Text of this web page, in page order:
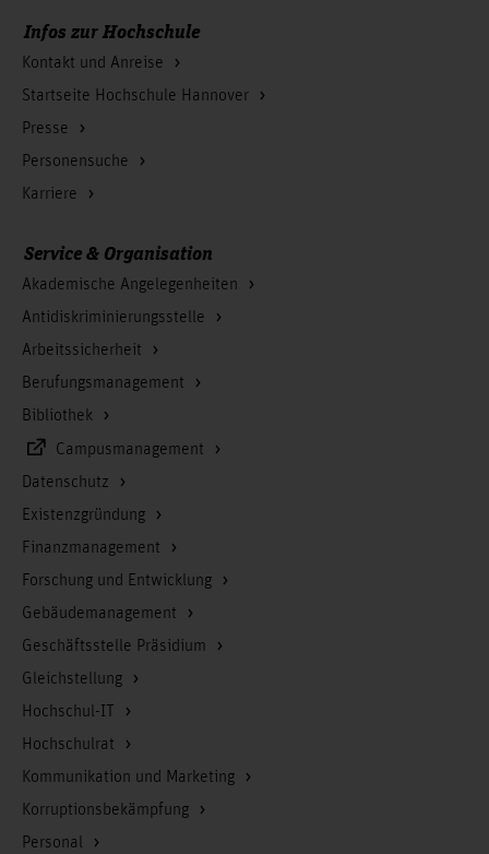
Infos zur Hochschule
Kontakt und Anreise
Startseite Hochschule Hannover
Presse
Personensuche
Karriere
Service & Organisation
Akademische Angelegenheiten
Antidiskriminierungsstelle
Arbeitssicherheit
Berufungsmanagement
Bibliothek
Campusmanagement
Datenschutz
Existenzgründung
Finanzmanagement
Forschung und Entwicklung
Gebäudemanagement
Geschäftsstelle Präsidium
Gleichstellung
Hochschul-IT
Hochschulrat
Kommunikation und Marketing
Korruptionsbekämpfung
Personal